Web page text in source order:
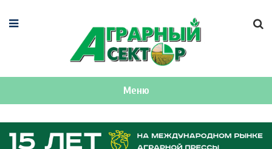
Меню